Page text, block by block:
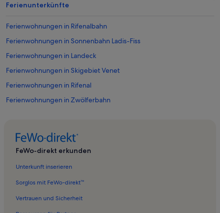
Ferienunterkünfte
Ferienwohnungen in Rifenalbahn
Ferienwohnungen in Sonnenbahn Ladis-Fiss
Ferienwohnungen in Landeck
Ferienwohnungen in Skigebiet Venet
Ferienwohnungen in Rifenal
Ferienwohnungen in Zwölferbahn
Ferienwohnungen in Zams
Ferienwohnungen in Burgruine Kronburg
FeWo-direkt erkunden
Unterkunft inserieren
Sorglos mit FeWo-direkt™
Vertrauen und Sicherheit